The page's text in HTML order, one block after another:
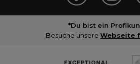
*Du bist ein
Besuche unsere Webseite